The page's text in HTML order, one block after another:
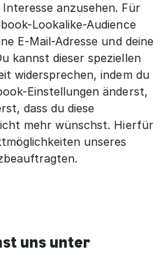
anzusehen. Für
Lookalike-Audience
E-Mail-Adresse und deine
kannst dieser speziellen
widersprechen, indem du
Einstellungen änderst,
dass du diese
mehr wünschst. Hierfür
unseres
uns unter